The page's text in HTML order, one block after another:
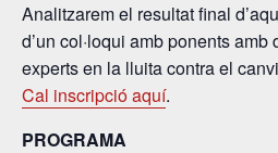
Analitzarem el resultat final
d’un col·loqui amb ponents
experts en la lluita contra el
Cal inscripció aquí.
PROGRAMA